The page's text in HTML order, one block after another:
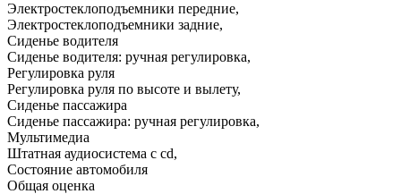
Электростеклоподъемники передние,
Электростеклоподъемники задние,
Сиденье водителя
Сиденье водителя: ручная регулировка,
Регулировка руля
Регулировка руля по высоте и вылету,
Сиденье пассажира
Сиденье пассажира: ручная регулировка,
Мультимедиа
Штатная аудиосистема с cd,
Состояние автомобиля
Общая оценка